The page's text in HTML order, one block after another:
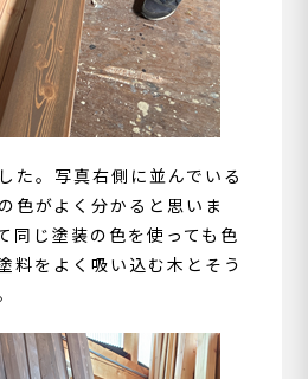
た。写真右側に並んでいる
色がよく分かると思いま
同じ塗装の色を使っても色
料をよく吸い込む木とそう